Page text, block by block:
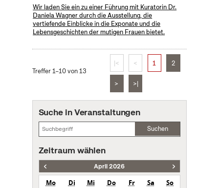
Wir laden Sie ein zu einer Führung mit Kuratorin Dr.
Daniela Wagner durch die Ausstellung, die
vertiefende Einblicke in die Exponate und die
Lebensgeschichten der mutigen Frauen bietet.
Treffer 1–10 von 13
|< < 1 2
> >|
Suche in Veranstaltungen
Suchen
Zeitraum wählen
April 2026
Mo Di Mi Do Fr Sa
So